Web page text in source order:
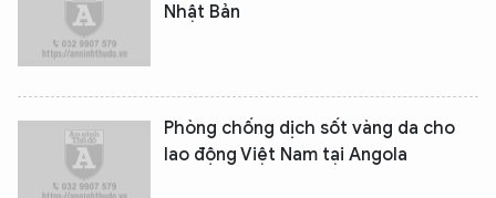
Nhật Bản
Phòng chống dịch sốt vàng da cho
lao động Việt Nam tại Angola